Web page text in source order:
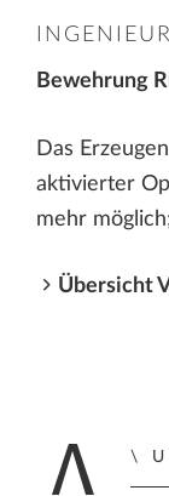
Bewehrung
Das
aktivierter
mehr
Übersicht